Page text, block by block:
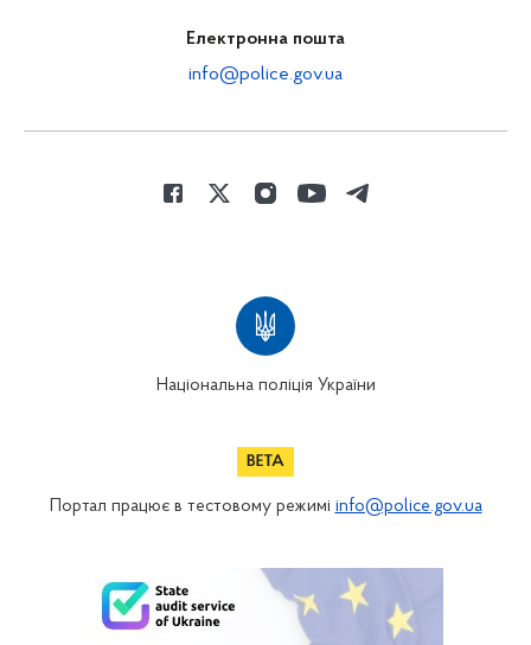
Електронна пошта
info@police.gov.ua
Національна поліція України
Портал працює в тестовому режимі info@police.gov.ua